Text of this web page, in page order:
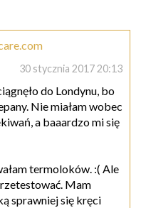
30 stycznia 2017 20:13
do Londynu, bo
Nie miałam wobec
a baaardzo mi się
termoloków. :( Ale
Mam
sprawniej się kręci